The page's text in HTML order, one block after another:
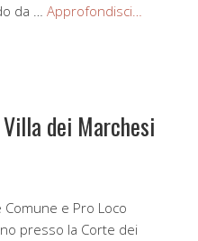
da … Approfondisci…
dei Marchesi
e Pro Loco
presso la Corte dei